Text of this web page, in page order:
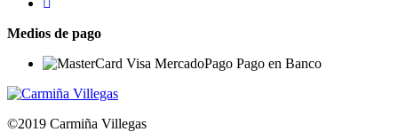
Medios de pago
©2019 Carmiña Villegas